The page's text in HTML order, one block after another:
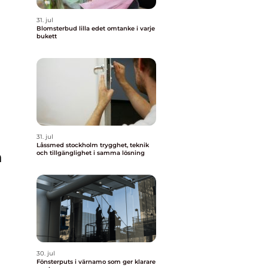
31. jul
Blomsterbud lilla edet omtanke i varje
bukett
31. jul
Låssmed stockholm trygghet, teknik
och tillgänglighet i samma lösning
30. jul
Fönsterputs i värnamo som ger klarare